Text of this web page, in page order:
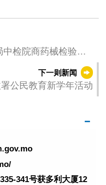
检院商药械检验与
下一则新闻
公民教育新学年活动
341号获多利大厦12